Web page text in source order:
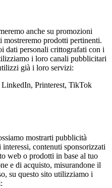
anche su promozioni
mostreremo prodotti pertinenti.
dati personali crittografati con i
i loro canali pubblicitari
già i loro servizi:
Printerest, TikTok
mostrarti pubblicità
contenuti sponsorizzati
web o prodotti in base al tuo
e di acquisto, misurandone il
su questo sito utilizziamo i